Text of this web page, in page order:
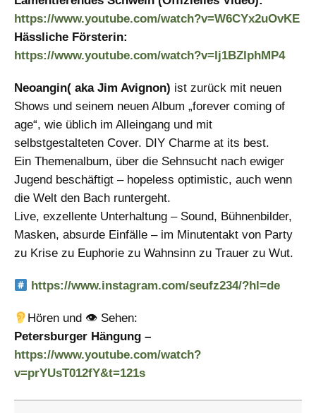
https://www.youtube.com/watch?v=W6CYx2uOvKE
Hässliche Försterin:
https://www.youtube.com/watch?v=lj1BZlphMP4
Neoangin( aka Jim Avignon) ist zurück mit neuen
Shows und seinem neuen Album „forever coming of
age“, wie üblich im Alleingang und mit
selbstgestalteten Cover. DIY Charme at its best.
Ein Themenalbum, über die Sehnsucht nach ewiger
Jugend beschäftigt – hopeless optimistic, auch wenn
die Welt den Bach runtergeht.
Live, exzellente Unterhaltung – Sound, Bühnenbilder,
Masken, absurde Einfälle – im Minutentakt von Party
zu Krise zu Euphorie zu Wahnsinn zu Trauer zu Wut.
https://www.instagram.com/seufz234/?hl=de
Hören und 👁 Sehen:
Petersburger Hängung –
https://www.youtube.com/watch?
v=prYUsT012fY&t=121s